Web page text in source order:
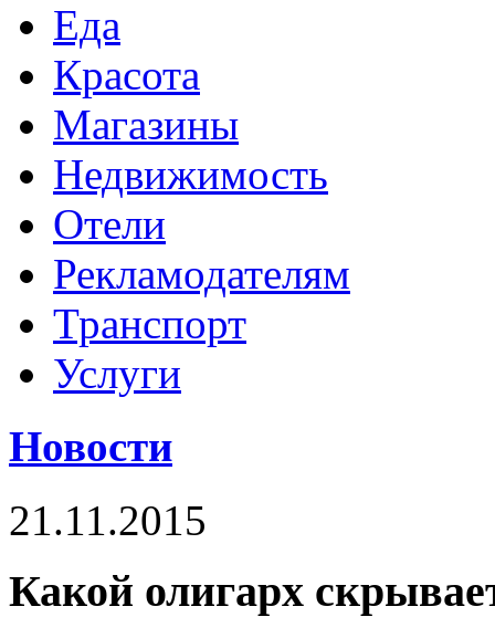
Еда
Красота
Магазины
Недвижимость
Отели
Рекламодателям
Транспорт
Услуги
Новости
21.11.2015
Какой олигарх